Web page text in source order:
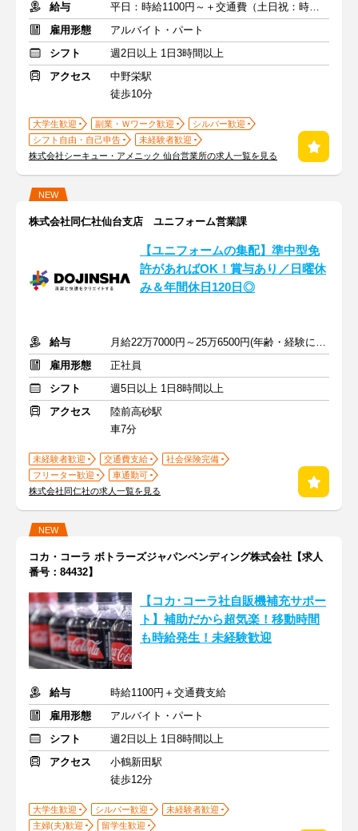
給与
平日：時給1100円～＋交通費（土日祝：時給1150円～＋交通費）
雇用形態
アルバイト・パート
シフト
週2日以上 1日3時間以上
アクセス
中野栄駅
徒歩10分
大学生歓迎 副業・Ｗワーク歓迎
シルバー歓迎
シフト自由・自己申告
未経験者歓迎
株式会社シーキュー・アメニック 仙台営業所の求人一覧を見る
NEW
株式会社同仁社仙台支店 ユニフォーム営業課
【ユニフォームの集配】準中型免
許があればOK！賞与あり／日曜休
み＆年間休日120日◎
給与
月給22万7000円～25万6500円(年齢・経験により変動)＋交通費
雇用形態
正社員
シフト
週5日以上 1日8時間以上
アクセス
陸前高砂駅
車7分
未経験者歓迎 交通費支給
社会保険完備
フリーター歓迎
車通勤可
株式会社同仁社の求人一覧を見る
NEW
コカ・コーラ ボトラーズジャパンベンディング株式会社【求人
番号：84432】
【コカ･コーラ社自販機補充サポー
ト】補助だから超気楽！移動時間
も時給発生！未経験歓迎
給与
時給1100円＋交通費支給
雇用形態
アルバイト・パート
シフト
週2日以上 1日8時間以上
アクセス
小鶴新田駅
徒歩12分
大学生歓迎 シルバー歓迎
未経験者歓迎
主婦(夫)歓迎
留学生歓迎